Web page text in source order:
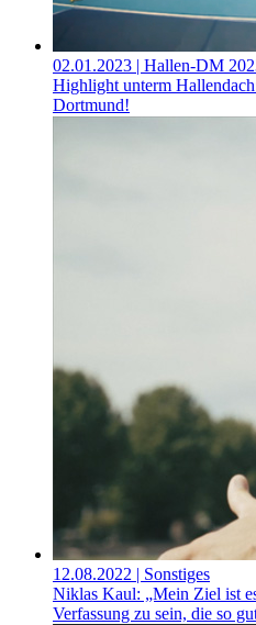
02.01.2023 | Hallen-DM
Highlight unterm
Dortmund!
12.08.2022 | Sonstiges
Niklas Kaul: „Mein Ziel ist
Verfassung zu sein, die so